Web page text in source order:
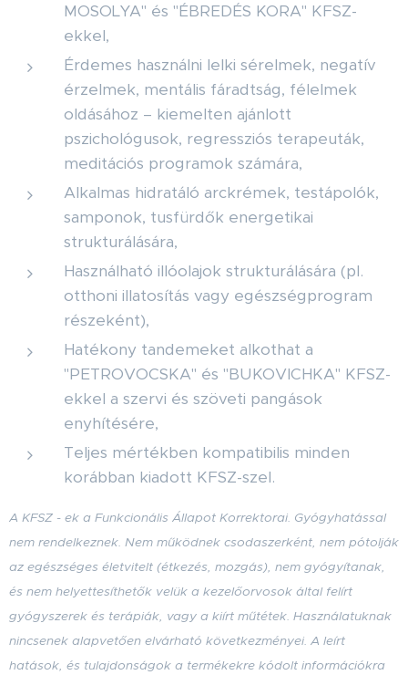
MOSOLYA" és "ÉBREDÉS KORA" KFSZ-
ekkel,
Érdemes használni lelki sérelmek, negatív
érzelmek, mentális fáradtság, félelmek
oldásához – kiemelten ajánlott
pszichológusok, regressziós terapeuták,
meditációs programok számára,
Alkalmas hidratáló arckrémek, testápolók,
samponok, tusfürdők energetikai
strukturálására,
Használható illóolajok strukturálására (pl.
otthoni illatosítás vagy egészségprogram
részeként),
Hatékony tandemeket alkothat a
"PETROVOCSKA" és "BUKOVICHKA" KFSZ-
ekkel a szervi és szöveti pangások
enyhítésére,
Teljes mértékben kompatibilis minden
korábban kiadott KFSZ-szel.
A KFSZ - ek a Funkcionális Állapot Korrektorai. Gyógyhatással
nem rendelkeznek. Nem működnek csodaszerként, nem pótolják
az egészséges életvitelt (étkezés, mozgás), nem gyógyítanak,
és nem helyettesíthetők velük a kezelőorvosok által felírt
gyógyszerek és terápiák, vagy a kiírt műtétek. Használatuknak
nincsenek alapvetően elvárható következményei. A leírt
hatások, és tulajdonságok a termékekre kódolt információkra